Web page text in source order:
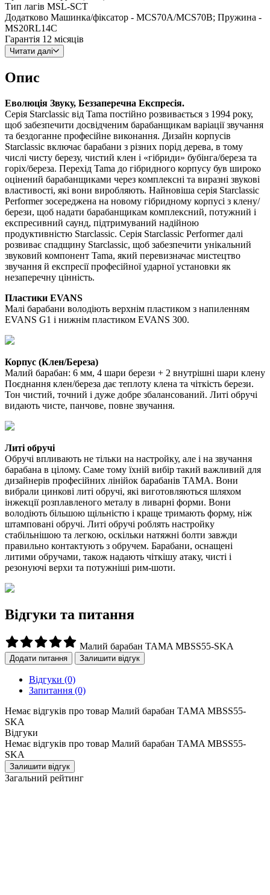
Тип лагів MSL-SCT
Додатково Машинка/фіксатор - MCS70A/MCS70B; Пружина -
MS20RL14C
Гарантія 12 місяців
Читати далі
Опис
Еволюція Звуку, Беззаперечна Експресія.
Серія Starclassic від Tama постійно розвивається з 1994 року,
щоб забезпечити досвідченим барабанщикам варіації звучання
та бездоганне професійне виконання. Дизайн корпусів
Starclassic включає барабани з різних порід дерева, в тому
числі чисту березу, чистий клен і «гібриди» бубінга/береза та
горіх/береза. Перехід Tama до гібридного корпусу був широко
оцінений барабанщиками через комплексні та виразні звукові
властивості, які вони виробляють. Найновіша серія Starclassic
Performer зосереджена на новому гібридному корпусі з клену/
берези, щоб надати барабанщикам комплексний, потужний і
експресивний саунд, підтримуваний надійною
продуктивністю Starclassic. Серія Starclassic Performer далі
розвиває спадщину Starclassic, щоб забезпечити унікальний
звуковий компонент Tama, який перевизначає мистецтво
звучання й експресії професійної ударної установки як
незаперечну цінність.
Пластики EVANS
Малі барабани володіють верхнім пластиком з напиленням
EVANS G1 і нижнім пластиком EVANS 300.
Корпус (Клен/Береза)
Малий барабан: 6 мм, 4 шари берези + 2 внутрішні шари клену
Поєднання клен/береза дає теплоту клена та чіткість берези.
Тон чистий, точний і дуже добре збалансований. Литі обручі
видають чисте, панчове, повне звучання.
Литі обручі
Обручі впливають не тільки на настройку, але і на звучання
барабана в цілому. Саме тому їхній вибір такий важливий для
дизайнерів професійних лінійок барабанів TAMA. Вони
вибрали цинкові литі обручі, які виготовляються шляхом
інжекції розплавленого металу в ливарні форми. Вони
володіють більшою щільністю і краще тримають форму, ніж
штамповані обручі. Литі обручі роблять настройку
стабільнішою та легкою, оскільки натяжні болти завжди
правильно контактують з обручем. Барабани, оснащені
литими обручами, також надають чіткішу атаку, чисті і
резонуючі верхи та потужніші рим-шоти.
Відгуки та питання
Малий барабан TAMA MBSS55-SKA
Додати питання Залишити відгук
Відгуки (0)
Запитання (0)
Немає відгуків про товар Малий барабан TAMA MBSS55-
SKA
Відгуки
Немає відгуків про товар Малий барабан TAMA MBSS55-
SKA
Залишити відгук
Загальний рейтинг